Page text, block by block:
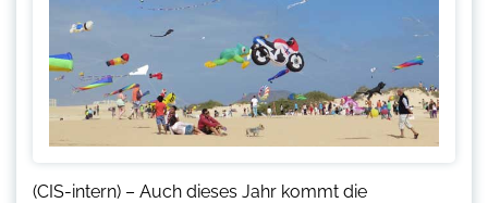
(CIS-intern) – Auch dieses Jahr kommt die